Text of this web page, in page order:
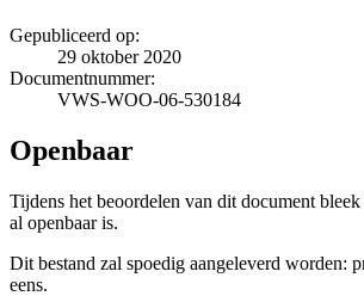
Gepubliceerd op:
29 oktober 2020
Documentnummer:
VWS-WOO-06-530184
Openbaar
Tijdens het beoordelen van dit document
al openbaar is.
Dit bestand zal spoedig aangeleverd worden:
eens.